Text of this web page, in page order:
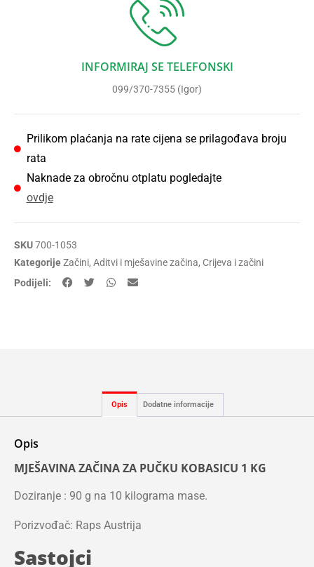
INFORMIRAJ SE TELEFONSKI
099/370-7355 (Igor)
Prilikom plaćanja na rate cijena se prilagođava broju
rata
Naknade za obročnu otplatu pogledajte
ovdje
SKU700-1053
KategorijeZačini, Aditvi i mješavine začina, Crijeva i začini
Podijeli:
Opis Dodatne informacije
Opis
MJEŠAVINA ZAČINA ZA PUČKU KOBASICU 1 KG
Doziranje : 90 g na 10 kilograma mase.
Porizvođač: Raps Austrija
Sastojci